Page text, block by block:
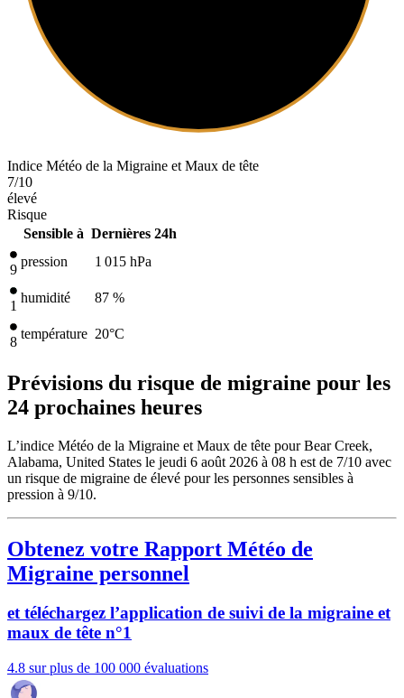
Indice Météo de la Migraine et Maux de tête
7/10
élevé
Risque
Sensible à Dernières 24h
9
pression 1 015 hPa
1
humidité 87 %
8
température 20°C
Prévisions du risque de migraine pour les
24 prochaines heures
L’indice Météo de la Migraine et Maux de tête pour Bear Creek,
Alabama, United States le jeudi 6 août 2026 à 08 h est de 7/10 avec
un risque de migraine de élevé pour les personnes sensibles à
pression à 9/10.
Obtenez votre Rapport Météo de
Migraine personnel
et téléchargez l’application de suivi de la migraine et
maux de tête n°1
4.8 sur plus de 100 000 évaluations